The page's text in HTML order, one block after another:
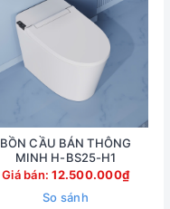
BỒN CẦU BÁN THÔNG
MINH H-BS25-H1
Giá bán:12.500.000₫
So sánh